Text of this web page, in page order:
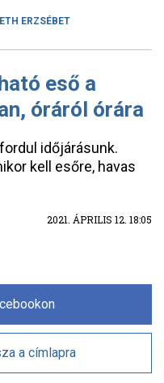
ERZSÉBET
eső a
óráról órára
időjárásunk.
kell esőre, havas
2021. ÁPRILIS 12. 18:05
a címlapra